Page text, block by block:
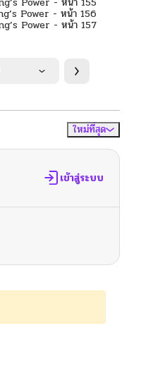
ใหม่ที่สุด
เข้าสู่ระบบ